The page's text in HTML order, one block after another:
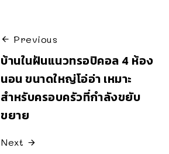
Previous
บ้านในฝันแนวทรอปิคอล 4 ห้อง
นอน ขนาดใหญ่โอ่อ่า เหมาะ
สำหรับครอบครัวที่กำลังขยับ
ขยาย
Next